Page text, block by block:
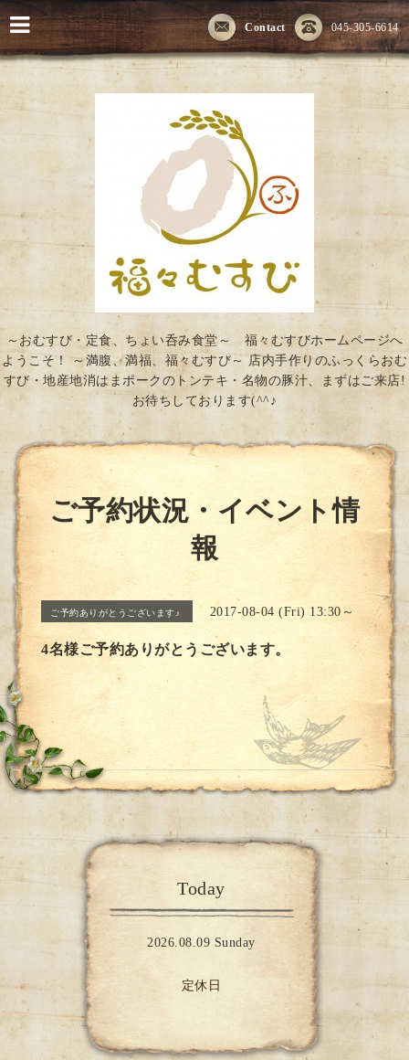
045-305-6614
Contact
～おむすび・定食、ちょい呑み食堂～ 福々むすびホームページへ
ようこそ！ ～満腹、満福、福々むすび～ 店内手作りのふっくらおむ
すび・地産地消はまポークのトンテキ・名物の豚汁、まずはご来店!
お待ちしております(^^♪
ご予約状況・イベント情
報
ご予約ありがとうございます♪ 2017-08-04 (Fri) 13:30～
4名様ご予約ありがとうございます。
Today
2026.08.09 Sunday
定休日